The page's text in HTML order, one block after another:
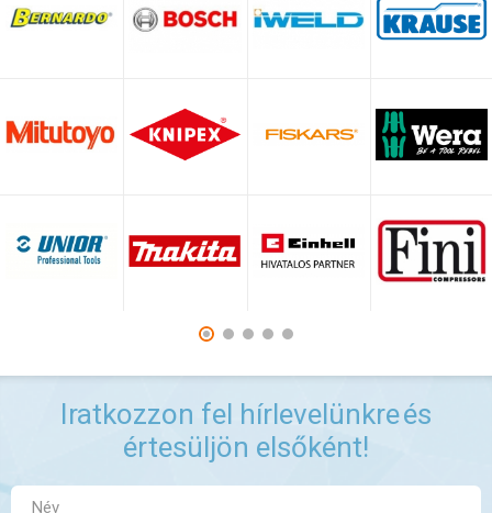
Iratkozzon fel hírlevelünkreés
értesüljön elsőként!